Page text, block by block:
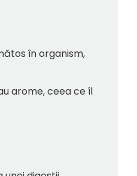
în organism,
arome, ceea ce îl